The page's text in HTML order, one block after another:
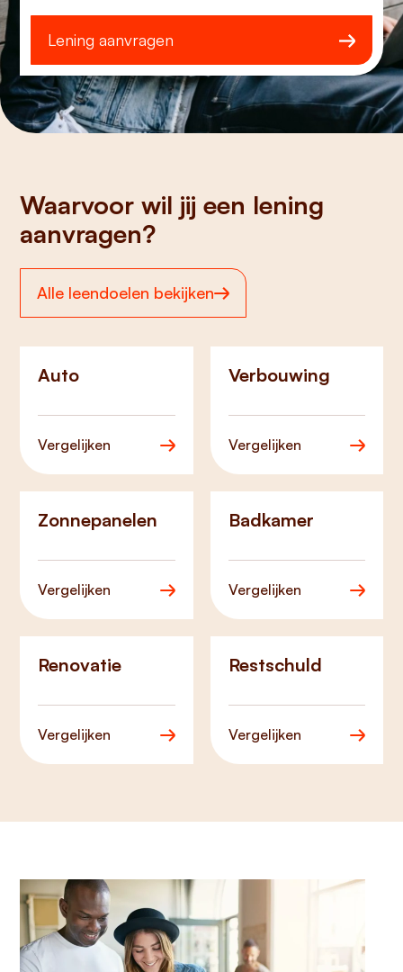
Lening aanvragen
Waarvoor wil jij een lening
aanvragen?
Alle leendoelen bekijken
Auto
Vergelijken
Verbouwing
Vergelijken
Zonnepanelen
Vergelijken
Badkamer
Vergelijken
Renovatie
Vergelijken
Restschuld
Vergelijken